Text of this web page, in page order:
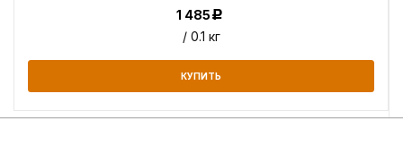
1 485Р
/ 0.1 кг
КУПИТЬ